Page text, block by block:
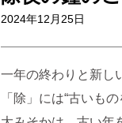
2024年12月25日
一年の終わりと新し
「除」には“古いも